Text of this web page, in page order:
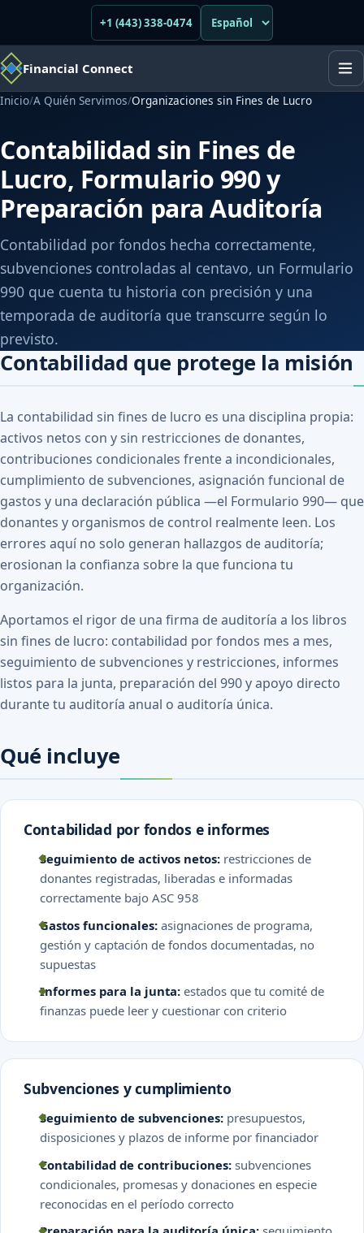
+1 (443) 338-0474
Financial Connect
Inicio/A Quién Servimos/Organizaciones sin Fines de Lucro
Contabilidad sin Fines de
Lucro, Formulario 990 y
Preparación para Auditoría
Contabilidad por fondos hecha correctamente,
subvenciones controladas al centavo, un Formulario
990 que cuenta tu historia con precisión y una
temporada de auditoría que transcurre según lo
previsto.
Contabilidad que protege la misión
La contabilidad sin fines de lucro es una disciplina propia:
activos netos con y sin restricciones de donantes,
contribuciones condicionales frente a incondicionales,
cumplimiento de subvenciones, asignación funcional de
gastos y una declaración pública —el Formulario 990— que
donantes y organismos de control realmente leen. Los
errores aquí no solo generan hallazgos de auditoría;
erosionan la confianza sobre la que funciona tu
organización.
Aportamos el rigor de una firma de auditoría a los libros
sin fines de lucro: contabilidad por fondos mes a mes,
seguimiento de subvenciones y restricciones, informes
listos para la junta, preparación del 990 y apoyo directo
durante tu auditoría anual o auditoría única.
Qué incluye
Contabilidad por fondos e informes
Seguimiento de activos netos: restricciones de
donantes registradas, liberadas e informadas
correctamente bajo ASC 958
Gastos funcionales: asignaciones de programa,
gestión y captación de fondos documentadas, no
supuestas
Informes para la junta: estados que tu comité de
finanzas puede leer y cuestionar con criterio
Subvenciones y cumplimiento
Seguimiento de subvenciones: presupuestos,
disposiciones y plazos de informe por financiador
Contabilidad de contribuciones: subvenciones
condicionales, promesas y donaciones en especie
reconocidas en el período correcto